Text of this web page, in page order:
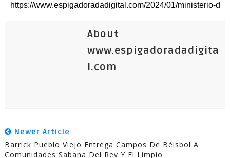
About
www.espigadoradadigita
l.com
Newer Article
Barrick Pueblo Viejo Entrega Campos De Béisbol A
Comunidades Sabana Del Rey Y El Limpio